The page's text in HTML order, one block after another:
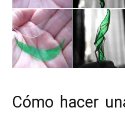
Cómo hacer